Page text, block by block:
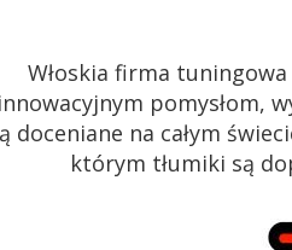
Włoskia firma
innowacyjnym pomysłom,
doceniane na całym
którym tłumiki są